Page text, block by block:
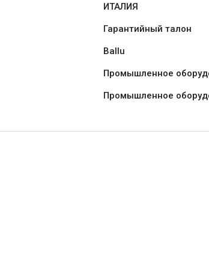
ИТАЛИЯ
Гарантийный талон
Ballu
Промышленное
Промышленное